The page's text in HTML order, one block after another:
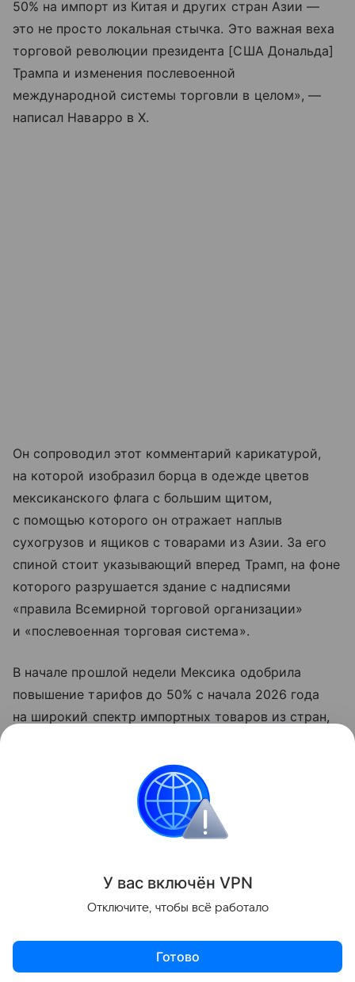
50% на импорт из Китая и других стран Азии —
это не просто локальная стычка. Это важная веха
торговой революции президента [США Дональда]
Трампа и изменения послевоенной
международной системы торговли в целом», —
написал Наварро в X.
Он сопроводил этот комментарий карикатурой,
на которой изобразил борца в одежде цветов
мексиканского флага с большим щитом,
с помощью которого он отражает наплыв
сухогрузов и ящиков с товарами из Азии. За его
спиной стоит указывающий вперед Трамп, на фоне
которого разрушается здание с надписями
«правила Всемирной торговой организации»
и «послевоенная торговая система».
В начале прошлой недели Мексика одобрила
повышение тарифов до 50% с начала 2026 года
на широкий спектр импортных товаров из стран,
торговле, включая Индию, Китай, Южную Корею,
Таиланд и Индонезию. Индия уже начала
переговоры с Мексикой о смягчении последствий
высоких импортных пошлин.
Поделиться
У вас включён VPN
Отключите, чтобы всё работало
Готово